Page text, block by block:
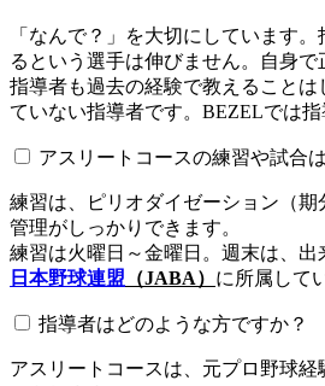
「なんで？」を大切にしています
るという選手は伸びません。自身
指導者も過去の経験で教えること
ていない指導者です。BEZELでは指
アスリートコースの練習や試合
練習は、ピリオダイゼーション（
管理がしっかりできます。
練習は火曜日～金曜日。週末は、出
日本野球連盟 （JABA） に所属して
指導者はどのような方ですか？
アスリートコースは、元プロ野球